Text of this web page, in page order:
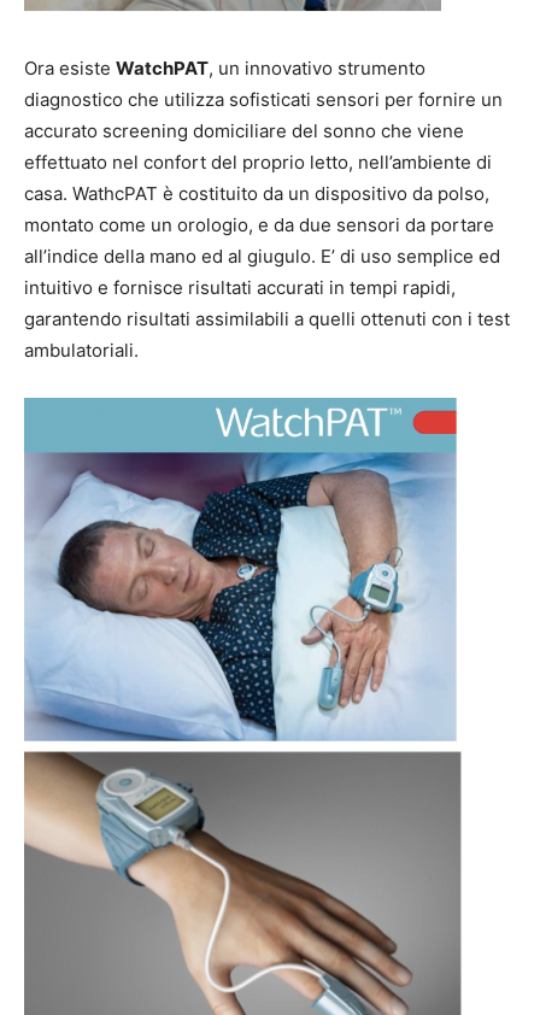
Ora esiste WatchPAT, un innovativo strumento
diagnostico che utilizza sofisticati sensori per fornire un
accurato screening domiciliare del sonno che viene
effettuato nel confort del proprio letto, nell’ambiente di
casa. WathcPAT è costituito da un dispositivo da polso,
montato come un orologio, e da due sensori da portare
all’indice della mano ed al giugulo. E’ di uso semplice ed
intuitivo e fornisce risultati accurati in tempi rapidi,
garantendo risultati assimilabili a quelli ottenuti con i test
ambulatoriali.